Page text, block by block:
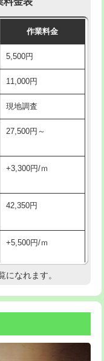
16,500円
現場見積
13,200円
16,500円
16,500円
16,500円
3,300円
5,500円
11,000円
33,000円
+8,800円
作業料金
5,500円
11,000円
現地調査
27,500円～
+3,300円/ｍ
42,350円
+5,500円/ｍ
現地調査
になれます。